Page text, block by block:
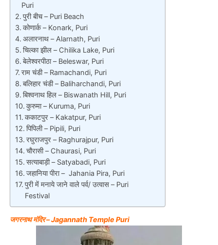
Puri
पुरी बीच – Puri Beach
कोणार्क – Konark, Puri
अलारनाथ – Alarnath, Puri
चिल्का झील – Chilika Lake, Puri
बेलेश्वरपीठा – Beleswar, Puri
राम चंडी – Ramachandi, Puri
बलिहार चंडी – Baliharchandi, Puri
बिश्वनाथ हिल – Biswanath Hill, Puri
कुरुमा – Kuruma, Puri
ककाटपुर – Kakatpur, Puri
पिपिली – Pipili, Puri
रघुराजपुर – Raghurajpur, Puri
चौरासी – Chaurasi, Puri
सत्याबाड़ी – Satyabadi, Puri
जहानिया पीरा – Jahania Pira, Puri
पुरी में मनाये जाने वाले पर्व/ उत्वास – Puri
Festival
जगरनाथ मंदिर – Jagannath Temple Puri